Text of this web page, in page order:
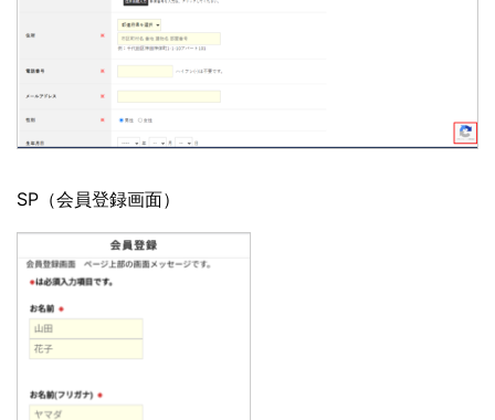
SP（会員登録画面）